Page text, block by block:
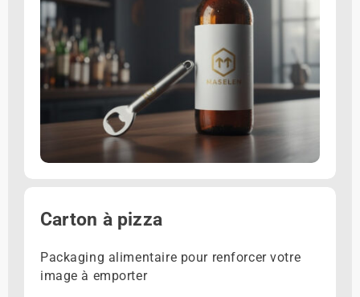
Carton à pizza
Packaging alimentaire pour renforcer votre
image à emporter